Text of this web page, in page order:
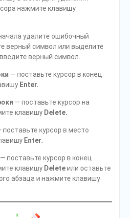
нажмите клавишу
удалите ошибочный
верный символ или выделите
верный символ.
— поставьте курсор в конец
Enter.
— поставьте курсор на
клавишу Delete.
поставьте курсор в место
Enter.
поставьте курсор в конец
клавишу Deleteили оставьте
абзаца и нажмите клавишу